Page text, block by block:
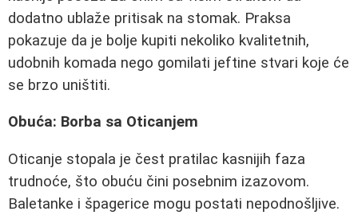
dodatno ublaže pritisak na stomak. Praksa
pokazuje da je bolje kupiti nekoliko kvalitetnih,
udobnih komada nego gomilati jeftine stvari koje će
se brzo uništiti.
Obuća: Borba sa Oticanjem
Oticanje stopala je čest pratilac kasnijih faza
trudnoće, što obuću čini posebnim izazovom.
Baletanke i špagerice mogu postati nepodnošljive.